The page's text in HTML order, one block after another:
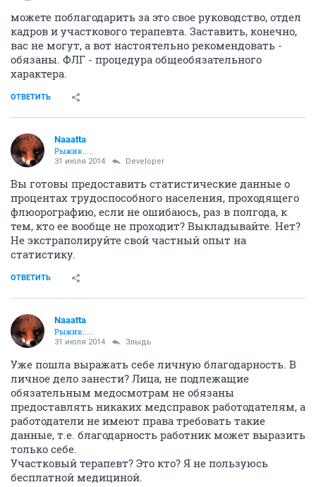
можете поблагодарить за это свое руководство, отдел
кадров и участкового терапевта. Заставить, конечно,
вас не могут, а вот настоятельно рекомендовать -
обязаны. ФЛГ - процедура общеобязательного
характера.
ОТВЕТИТЬ
Naaatta
Рыжик.....
31 июля 2014 Developer
Вы готовы предоставить статистические данные о
процентах трудоспособного населения, проходящего
флюорографию, если не ошибаюсь, раз в полгода, к
тем, кто ее вообще не проходит? Выкладывайте. Нет?
Не экстраполируйте свой частный опыт на
статистику.
ОТВЕТИТЬ
Naaatta
Рыжик.....
31 июля 2014 Злыдь
Уже пошла выражать себе личную благодарность. В
личное дело занести? Лица, не подлежащие
обязательным медосмотрам не обязаны
предоставлять никаких медсправок работодателям, а
работодатели не имеют права требовать такие
данные, т.е. благодарность работник может выразить
только себе.
Участковый терапевт? Это кто? Я не пользуюсь
бесплатной медициной.